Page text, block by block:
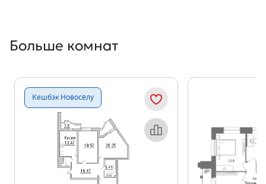
Больше комнат
Кешбэк Новосёлу
Объект месяца